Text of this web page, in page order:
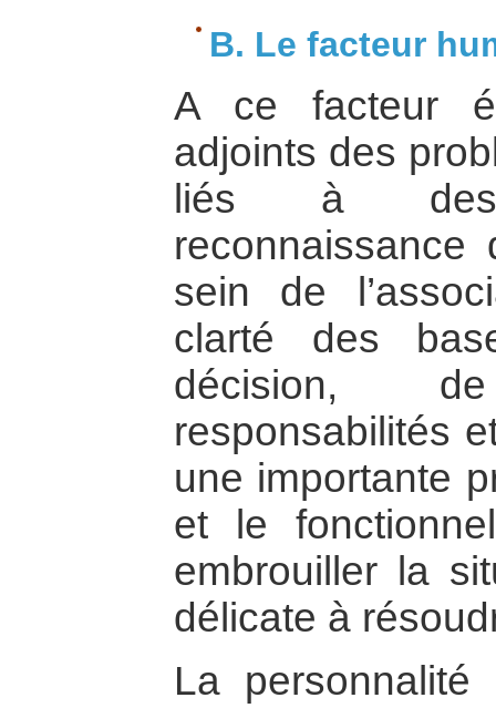
B. Le facteur
A ce facteur
adjoints des
liés à des
reconnaissance
sein de
clarté des
décision,
responsabilités
une importante
et le
embrouiller la
délicate à
La